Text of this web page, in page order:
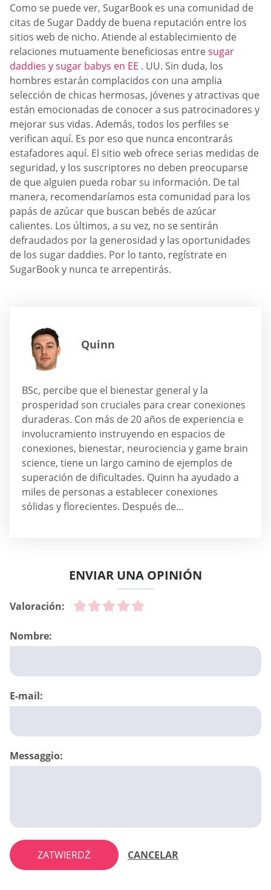
Como se puede ver, SugarBook es una comunidad de
citas de Sugar Daddy de buena reputación entre los
sitios web de nicho. Atiende al establecimiento de
relaciones mutuamente beneficiosas entresugar
daddies y sugar babys en EE . UU. Sin duda, los
hombres estarán complacidos con una amplia
selección de chicas hermosas, jóvenes y atractivas que
están emocionadas de conocer a sus patrocinadores y
mejorar sus vidas. Además, todos los perfiles se
verifican aquí. Es por eso que nunca encontrarás
estafadores aquí. El sitio web ofrece serias medidas de
seguridad, y los suscriptores no deben preocuparse
de que alguien pueda robar su información. De tal
manera, recomendaríamos esta comunidad para los
papás de azúcar que buscan bebés de azúcar
calientes. Los últimos, a su vez, no se sentirán
defraudados por la generosidad y las oportunidades
de los sugar daddies. Por lo tanto, regístrate en
SugarBook y nunca te arrepentirás.
Quinn
BSc, percibe que el bienestar general y la
prosperidad son cruciales para crear conexiones
duraderas. Con más de 20 años de experiencia e
involucramiento instruyendo en espacios de
conexiones, bienestar, neurociencia y game brain
science, tiene un largo camino de ejemplos de
superación de dificultades. Quinn ha ayudado a
miles de personas a establecer conexiones
sólidas y florecientes. Después de...
ENVIAR UNA OPINIÓN
Valoración:
Nombre:
E-mail:
Messaggio:
ZATWIERDŹ CANCELAR